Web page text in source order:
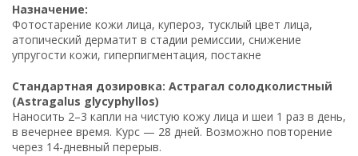
Назначение:
Фотостарение кожи лица, купероз, тусклый цвет лица,
атопический дерматит в стадии ремиссии, снижение
упругости кожи, гиперпигментация, постакне
Стандартная дозировка: Астрагал солодколистный
(Astragalus glycyphyllos)
Наносить 2–3 капли на чистую кожу лица и шеи 1 раз в день,
в вечернее время. Курс — 28 дней. Возможно повторение
через 14-дневный перерыв.